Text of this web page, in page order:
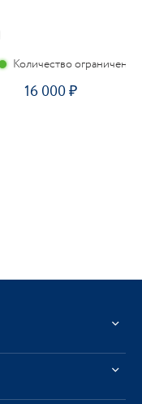
Количество ограничено
16 000